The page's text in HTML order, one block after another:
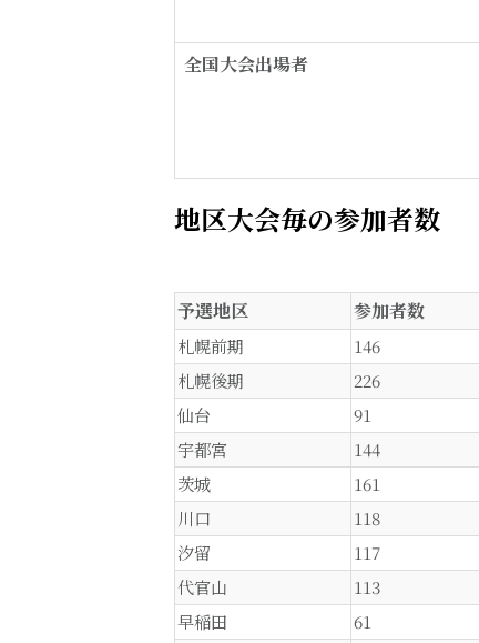
全国大会出場者
地区大会毎の参加者数
予選地区 参加者数
札幌前期 146
札幌後期
226
仙台
91
宇都宮
144
茨城
161
川口
118
汐留
117
代官山
113
早稲田
61